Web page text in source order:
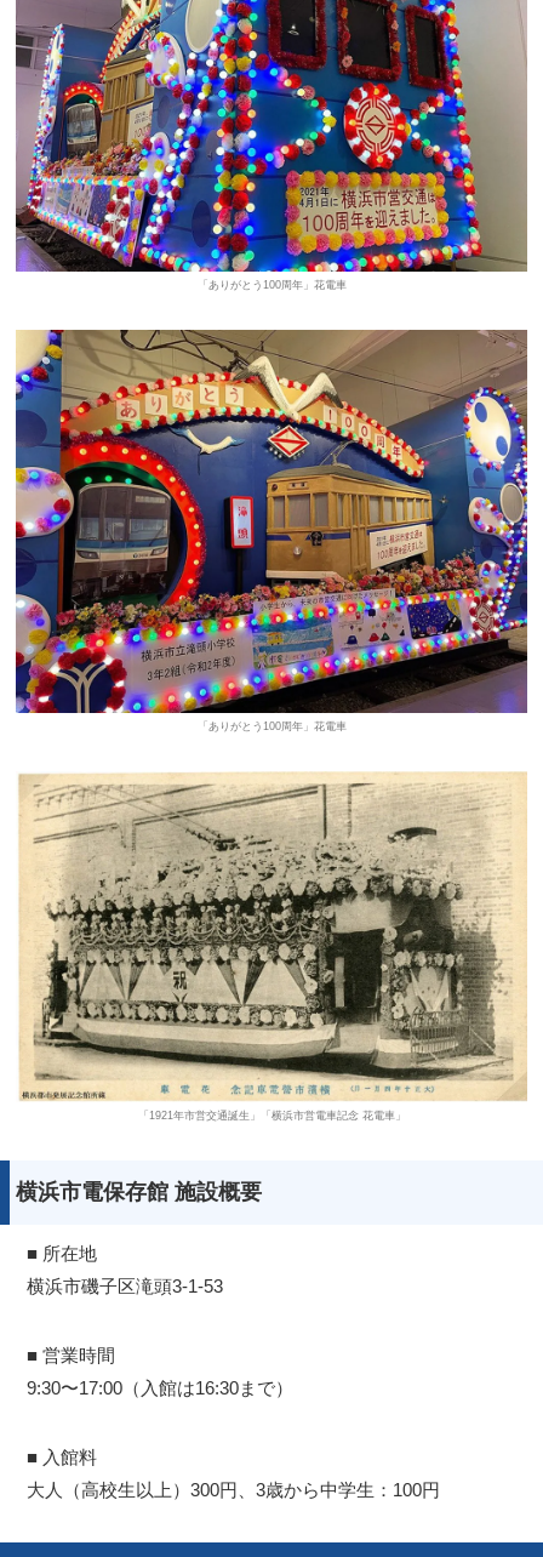
「ありがとう100周年」花電車
「ありがとう100周年」花電車
「1921年市営交通誕生」「横浜市営電車記念 花電車」
横浜市電保存館 施設概要
■ 所在地
横浜市磯子区滝頭3-1-53
■ 営業時間
9:30〜17:00（入館は16:30まで）
■ 入館料
大人（高校生以上）300円、3歳から中学生：100円